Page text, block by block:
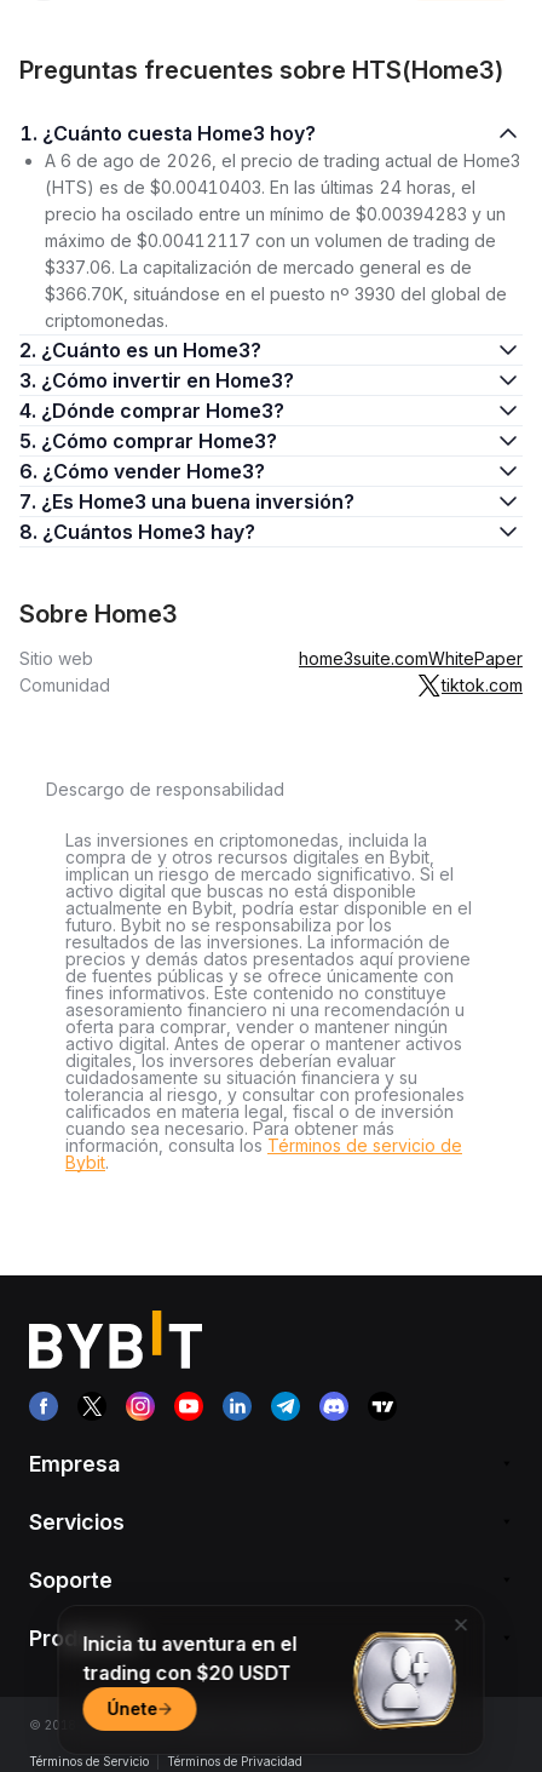
Preguntas frecuentes sobre HTS(Home3)
1. ¿Cuánto cuesta Home3 hoy?
A 6 de ago de 2026, el precio de trading actual de Home3
(HTS) es de $0.00410403. En las últimas 24 horas, el
precio ha oscilado entre un mínimo de $0.00394283 y un
máximo de $0.00412117 con un volumen de trading de
$337.06. La capitalización de mercado general es de
$366.70K, situándose en el puesto nº 3930 del global de
criptomonedas.
2. ¿Cuánto es un Home3?
3. ¿Cómo invertir en Home3?
4. ¿Dónde comprar Home3?
5. ¿Cómo comprar Home3?
6. ¿Cómo vender Home3?
7. ¿Es Home3 una buena inversión?
8. ¿Cuántos Home3 hay?
Sobre Home3
Sitio web home3suite.comWhitePaper
Comunidad
tiktok.com
Descargo de responsabilidad
Las inversiones en criptomonedas, incluida la
compra de y otros recursos digitales en Bybit,
implican un riesgo de mercado significativo. Si el
activo digital que buscas no está disponible
actualmente en Bybit, podría estar disponible en el
futuro. Bybit no se responsabiliza por los
resultados de las inversiones. La información de
precios y demás datos presentados aquí proviene
de fuentes públicas y se ofrece únicamente con
fines informativos. Este contenido no constituye
asesoramiento financiero ni una recomendación u
oferta para comprar, vender o mantener ningún
activo digital. Antes de operar o mantener activos
digitales, los inversores deberían evaluar
cuidadosamente su situación financiera y su
tolerancia al riesgo, y consultar con profesionales
calificados en materia legal, fiscal o de inversión
cuando sea necesario. Para obtener más
información, consulta los Términos de servicio de
Bybit.
Empresa
Servicios
Soporte
Productos
© 2018-2026 Bybit.com. Todos los derechos reservados.
Términos de Servicio Términos de Privacidad
Inicia tu aventura en el
trading con $20 USDT
Únete